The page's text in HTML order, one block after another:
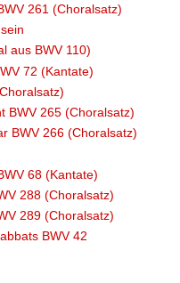
261 (Choralsatz)
aus BWV 110)
72 (Kantate)
BWV 265 (Choralsatz)
BWV 266 (Choralsatz)
68 (Kantate)
288 (Choralsatz)
289 (Choralsatz)
BWV 42